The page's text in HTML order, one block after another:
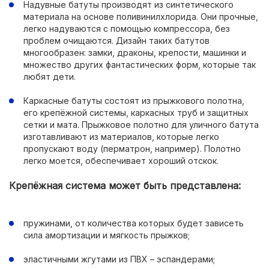
Надувные батуты производят из синтетического
материала на основе поливинилхлорида. Они прочные,
легко надуваются с помощью компрессора, без
проблем очищаются. Дизайн таких батутов
многообразен: замки, драконы, крепости, машинки и
множество других фантастических форм, которые так
любят дети.
Каркасные батуты состоят из прыжкового полотна,
его крепёжной системы, каркасных труб и защитных
сетки и мата. Прыжковое полотно для уличного батута
изготавливают из материалов, которые легко
пропускают воду (перматрон, например). Полотно
легко моется, обеспечивает хороший отскок.
Крепёжная система может быть представлена:
пружинами, от количества которых будет зависеть
сила амортизации и мягкость прыжков;
эластичными жгутами из ПВХ – эспандерами;